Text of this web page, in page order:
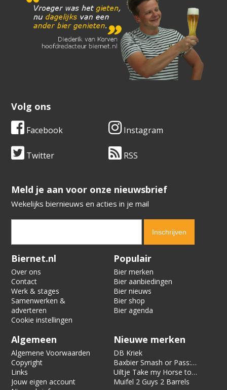
Volg ons
Facebook Instagram
Twitter RSS
​​​​​​​Meld je aan voor onze nieuwsbrief
Wekelijks biernieuws en acties in je mail
Verification code:
Biernet.nl
Over ons
Contact
Werk & stages
Samenwerken &
adverteren
Cookie instellingen
Populair
Bier merken
Bier aanbiedingen
Bier nieuws
Bier shop
Bier agenda
Algemeen
Algemene Voorwaarden
Copyright
Links
Jouw eigen account
Nieuwe merken
DB Kriek
Baxbier Smash or Pass:
Strata
Uiltje Take my Horse to
the Hotel Room
Muifel 2 Guys 2 Barrels